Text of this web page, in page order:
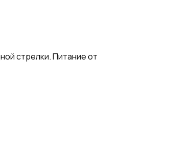
стрелки. Питание от